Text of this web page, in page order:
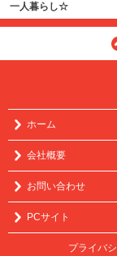
一人暮らし☆
ホーム
会社概要
お問い合わせ
PCサイト
プライバ